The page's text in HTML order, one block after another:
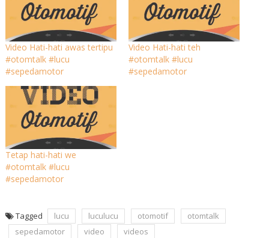
Video Hati-hati awas tertipu
#otomtalk #lucu
#sepedamotor
Video Hati-hati teh️
#otomtalk #lucu
#sepedamotor
Tetap hati-hati we
#otomtalk #lucu
#sepedamotor
Tagged lucu luculucu otomotif
otomtalk
sepedamotor
video videos